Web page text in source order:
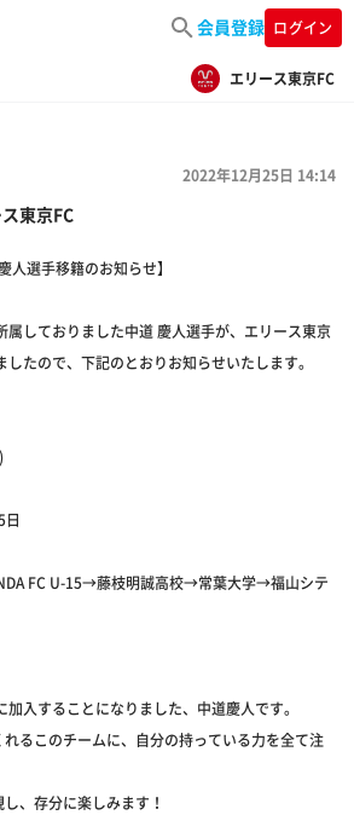
会員登録 ログイン
エリース東京FC
東京FC
2022年12月25日 14:14
人選手移籍のお知らせ】
属しておりました中道 慶人選手が、エリース東京
たので、下記のとおりお知らせいたします。
日
FC U-15→藤枝明誠高校→常葉大学→福山シテ
加入することになりました、中道慶人です。
るこのチームに、自分の持っている力を全て注
、存分に楽しみます！